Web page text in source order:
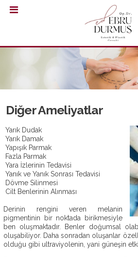
421
ANASAYFA
OP.
DR.
EBRU
Diğer Ameliyatlar
Yarık Dudak
Yarık Damak
Yapışık Parmak
Fazla Parmak
Yara İzlerinin Tedavisi
Yanık ve Yanık Sonrası Tedavisi
Dövme Silinmesi
Cilt Benlerinin Alınması
Derinin rengini veren melanin
pigmentinin bir noktada birikmesiyle
ben oluşmaktadır. Benler doğumsal
oluşabiliyor. Daha sonradan oluşanlar
olduğu gibi ultraviyolenin, yani güneşin